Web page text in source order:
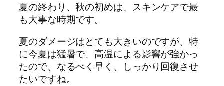
夏の終わり、秋の初めは、スキンケアで最
も大事な時期です。
夏のダメージはとても大きいのですが、特
に今夏は猛暑で、高温による影響が強かっ
たので、なるべく早く、しっかり回復させ
たいですね。